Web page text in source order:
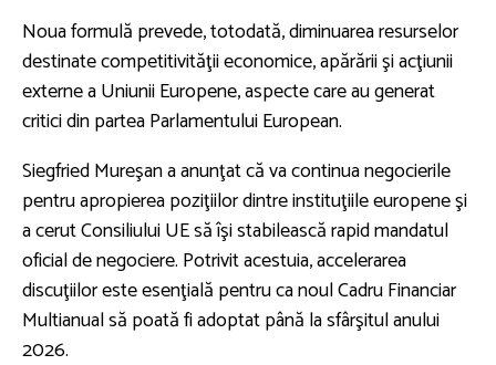
Noua formulă prevede, totodată, diminuarea resurselor
destinate competitivităţii economice, apărării şi acţiunii
externe a Uniunii Europene, aspecte care au generat
critici din partea Parlamentului European.
Siegfried Mureşan a anunţat că va continua negocierile
pentru apropierea poziţiilor dintre instituţiile europene şi
a cerut Consiliului UE să îşi stabilească rapid mandatul
oficial de negociere. Potrivit acestuia, accelerarea
discuţiilor este esenţială pentru ca noul Cadru Financiar
Multianual să poată fi adoptat până la sfârşitul anului
2026.